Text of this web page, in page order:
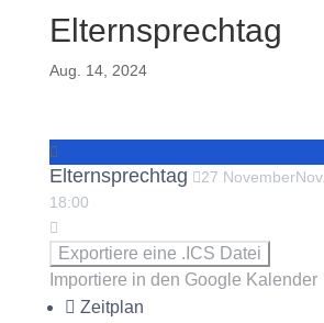
Elternsprechtag
Aug. 14, 2024
Elternsprechtag 27 NovemberNov.
18:00
Exportiere eine .ICS Datei
Importiere in den Google Kalender
Zeitplan